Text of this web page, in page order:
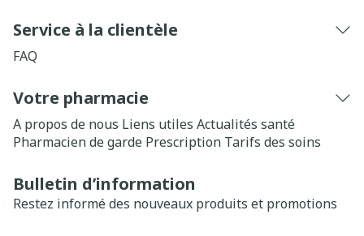
Service à la clientèle
FAQ
Votre pharmacie
A propos de nous Liens utiles Actualités santé
Pharmacien de garde Prescription Tarifs des soins
Bulletin d’information
Restez informé des nouveaux produits et promotions